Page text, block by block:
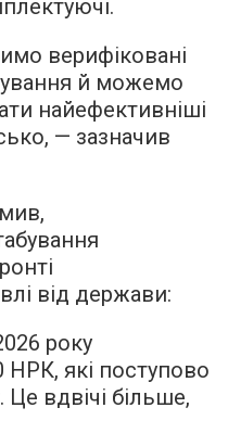
верифіковані
й можемо
найефективніші
— зазначив
від держави:
року
НРК, які поступово
вдвічі більше,